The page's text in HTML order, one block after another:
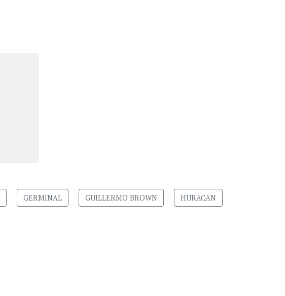
GERMINAL GUILLERMO BROWN HURACAN